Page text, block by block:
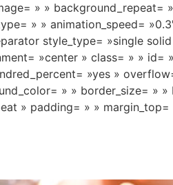
» »
» » animation_speed=
style_type= »single
»center » class= » » id=
»yes »
» » border_size= »
» padding= » »